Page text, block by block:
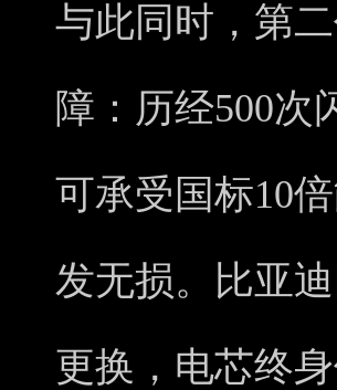
与此同时，第
障：历经500次
可承受国标10
发无损。比亚
更换，电芯终